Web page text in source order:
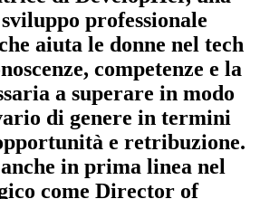
professionale
aiuta le donne nel tech
competenze e la
a superare in modo
di genere in termini
e retribuzione.
in prima linea nel
come Director of